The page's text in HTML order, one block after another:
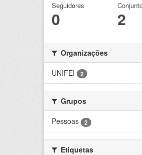
Seguidores
0 2
Organizações
UNIFEI
2
Grupos
Pessoas
2
Etiquetas